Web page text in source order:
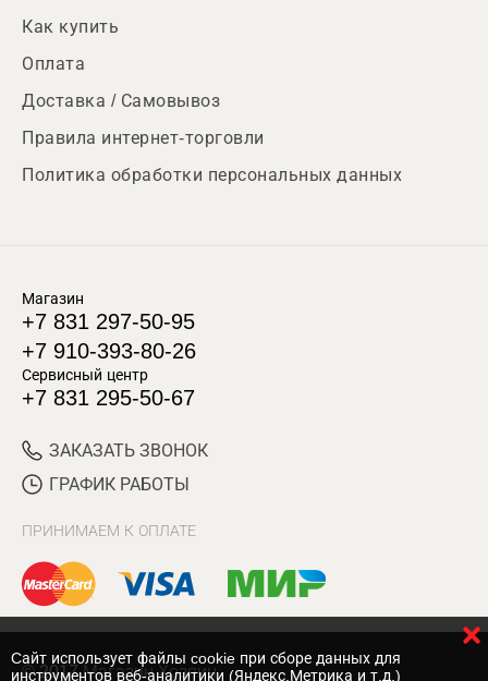
Как купить
Оплата
Доставка / Самовывоз
Правила интернет-торговли
Политика обработки персональных данных
Магазин
+7 831 297-50-95
+7 910-393-80-26
Сервисный центр
+7 831 295-50-67
ЗАКАЗАТЬ ЗВОНОК
ГРАФИК РАБОТЫ
ПРИНИМАЕМ К ОПЛАТЕ
© 2017 Магазин Хозяин
Cайт использует файлы cookie при сборе данных для
инструментов веб-аналитики (Яндекс.Метрика и т.д.)